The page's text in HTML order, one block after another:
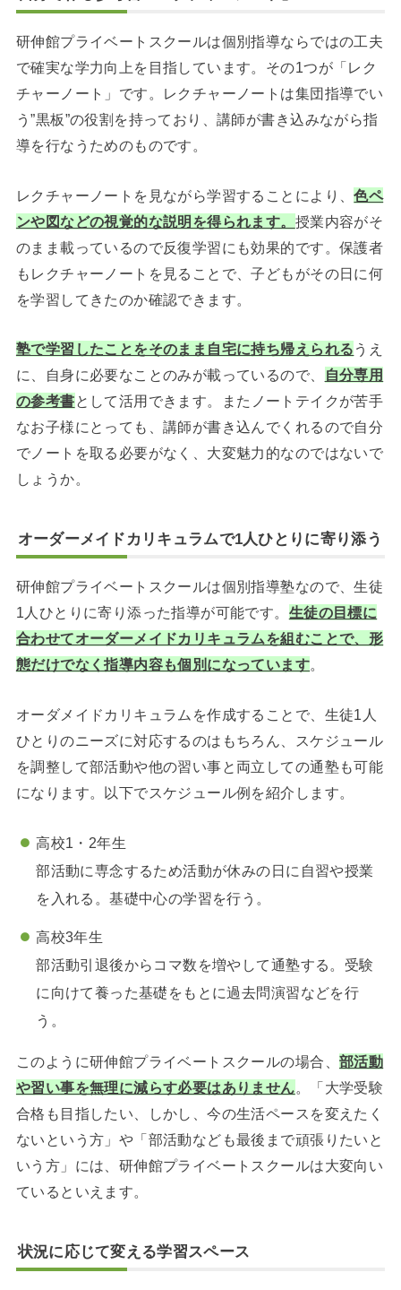
研伸館プライベートスクールは個別指導ならではの工夫
で確実な学力向上を目指しています。その1つが「レク
チャーノート」です。レクチャーノートは集団指導でい
う”黒板”の役割を持っており、講師が書き込みながら指
導を行なうためのものです。
レクチャーノートを見ながら学習することにより、色ペ
ンや図などの視覚的な説明を得られます。 授業内容がそ
のまま載っているので反復学習にも効果的です。保護者
もレクチャーノートを見ることで、子どもがその日に何
を学習してきたのか確認できます。
塾で学習したことをそのまま自宅に持ち帰えられる うえ
に、自身に必要なことのみが載っているので、
自分専用
の参考書として活用できます。またノートテイクが苦手
なお子様にとっても、講師が書き込んでくれるので自分
でノートを取る必要がなく、大変魅力的なのではないで
しょうか。
オーダーメイドカリキュラムで1人ひとりに寄り添う
研伸館プライベートスクールは個別指導塾なので、生徒
1人ひとりに寄り添った指導が可能です。 生徒の目標に
合わせてオーダーメイドカリキュラムを組むことで、形
態だけでなく指導内容も個別になっています。
オーダメイドカリキュラムを作成することで、生徒1人
ひとりのニーズに対応するのはもちろん、スケジュール
を調整して部活動や他の習い事と両立しての通塾も可能
になります。以下でスケジュール例を紹介します。
高校1・2年生
部活動に専念するため活動が休みの日に自習や授業
を入れる。基礎中心の学習を行う。
高校3年生
部活動引退後からコマ数を増やして通塾する。受験
に向けて養った基礎をもとに過去問演習などを行
う。
このように研伸館プライベートスクールの場合、 部活動
や習い事を無理に減らす必要はありません。「大学受験
合格も目指したい、しかし、今の生活ペースを変えたく
ないという方」や「部活動なども最後まで頑張りたいと
いう方」には、研伸館プライベートスクールは大変向い
ているといえます。
状況に応じて変える学習スペース